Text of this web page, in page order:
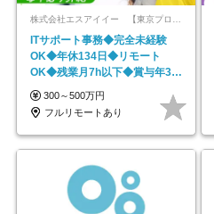
ITサポート事務◆完全未経験
OK◆年休134日◆リモート
OK◆残業月7h以下◆賞与年3回
◆5年目まで必ず昇給
300～500万円
フルリモートあり